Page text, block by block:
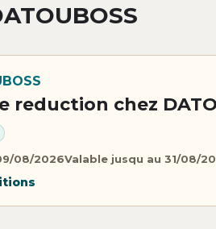
reduction chez
08/2026Valable jusqu au 31/08/